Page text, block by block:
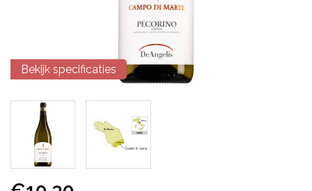
Bekijk specificaties